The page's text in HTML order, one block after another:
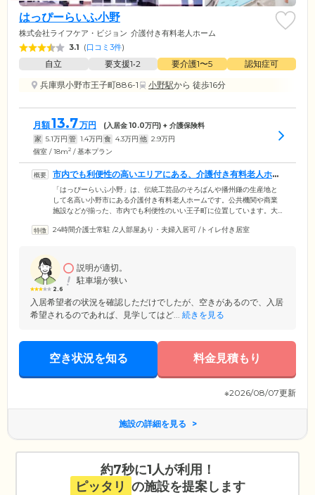
はっぴーらいふ小野
株式会社ライフケア・ビジョン 介護付き有料老人ホーム
3.1 (口コミ3件)
自立 要支援1•2 要介護1〜5
認知症可
兵庫県小野市王子町886-1
小野駅から 徒歩16分
月額13.7万円 (入居金10.0万円) + 介護保険料
家 5.1万円 管 1.4万円 食 4.3万円 他 2.9万円
個室 / 18m2 / 基本プラン
市内でも利便性の高いエリアにある、介護付き有料老人ホー
ムです。
「はっぴーらいふ小野」は、伝統工芸品のそろばんや播州鎌の生産地と
して名高い小野市にある介護付き有料老人ホームです。公共機関や商業
施設などが揃った、市内でも利便性のいい王子町に位置しています。大
施設は、60歳以上で介護保険の要支援・要介護認定を受けた方にご入居
適な新生活をスタートしていただけます。経験豊富な入居アドバイザー
がきめ細やかにサポートいたしますので、お気軽にご相談ください。
24時間介護士常駐 /2人部屋あり・夫婦入居可 /トイレ付き居室
2.6
説明が適切。
駐車場が狭い
入居希望者の状況を確認しただけでしたが、空きがあるので、入居
希望されるのであれば、見学してはど... 続きを見る
空き状況を知る 料金見積もり
※2026/08/07更新
施設の詳細を見る
約7秒に1人が利用！
ピッタリ の施設を提案します